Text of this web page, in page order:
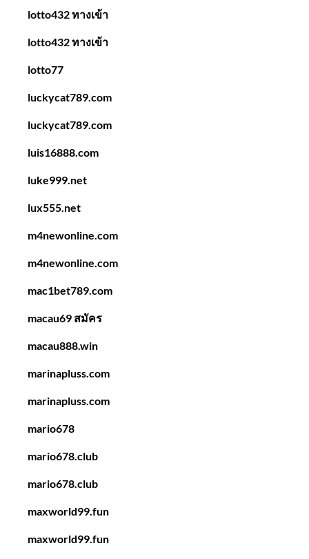
lotto432 ทางเข้า
lotto432 ทางเข้า
lotto77
luckycat789.com
luckycat789.com
luis16888.com
luke999.net
lux555.net
m4newonline.com
m4newonline.com
mac1bet789.com
macau69 สมัคร
macau888.win
marinapluss.com
marinapluss.com
mario678
mario678.club
mario678.club
maxworld99.fun
maxworld99.fun